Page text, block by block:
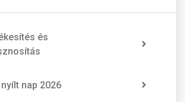
és
nap 2026